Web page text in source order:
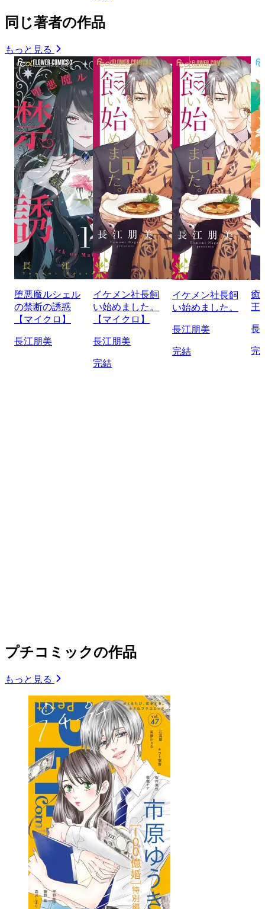
同じ著者の作品
もっと見る
堕悪魔ルシェル
の禁断の誘惑
【マイクロ】
長江朋美
イケメン社長飼
い始めました。
【マイクロ】
長江朋美
完結
イケメン社長飼
い始めました。
長江朋美
完結
癒
王
長
完
プチコミックの作品
もっと見る